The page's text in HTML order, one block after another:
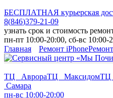
БЕСПЛАТНАЯ курьерская
8(846)379-21-09
узнать срок и стоимость
пн-пт 10:00-20:00, сб-вс 10:00-
Главная
Ремонт iPhone
ТЦ АврораТЦ МаксидомТЦ
Самара
пн-вс 10:00-20:00